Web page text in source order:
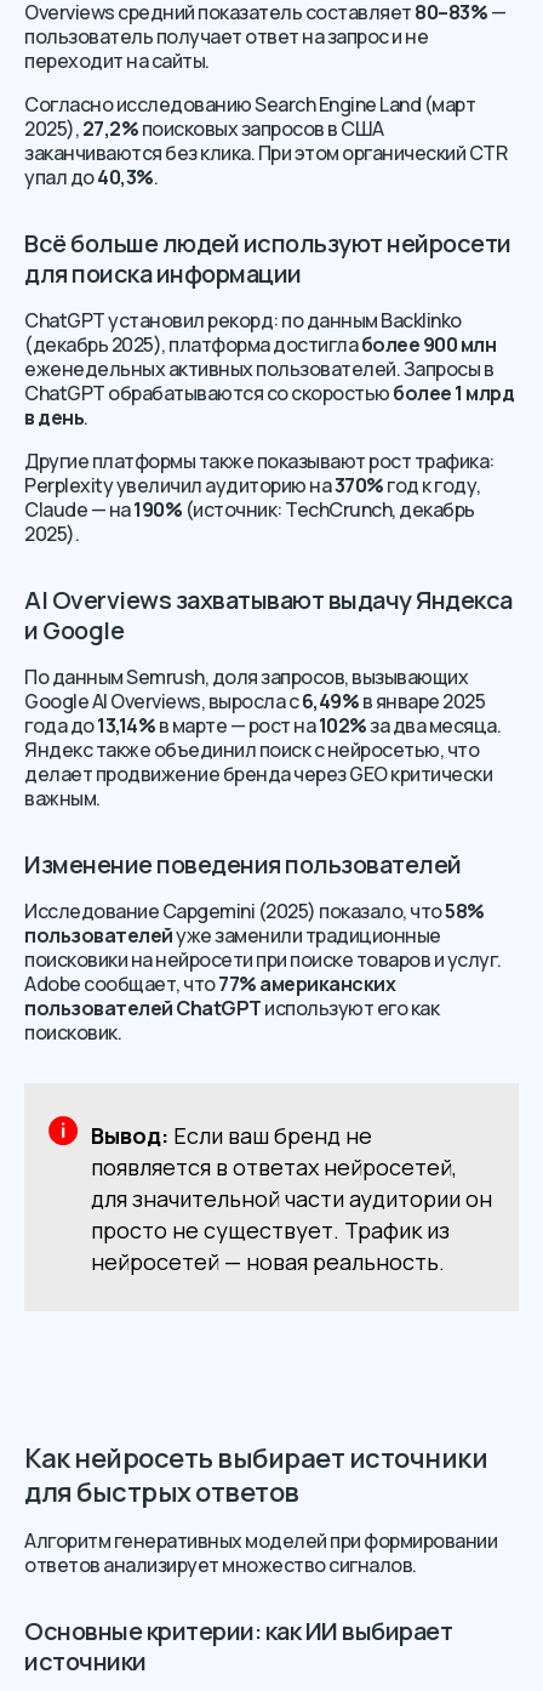
Overviews средний показатель составляет80–83%—
пользователь получает ответ на запрос и не
переходит на сайты.
Согласно исследованию Search Engine Land (март
2025),27,2%поисковых запросов в США
заканчиваются без клика. При этом органический CTR
упал до40,3%.
Всё больше людей используют нейросети
для поиска информации
ChatGPT установил рекорд: по данным Backlinko
(декабрь 2025), платформа достиглаболее 900 млн
еженедельных активных пользователей. Запросы в
ChatGPT обрабатываются со скоростьюболее 1 млрд
в день.
Другие платформы также показывают рост трафика:
Perplexity увеличил аудиторию на370%год к году,
Claude — на190% (источник: TechCrunch, декабрь
2025).
AI Overviews захватывают выдачу Яндекса
и Google
По данным Semrush, доля запросов, вызывающих
Google AI Overviews, выросла с6,49%в январе 2025
года до13,14%в марте — рост на102%за два месяца.
Яндекс также объединил поиск с нейросетью, что
делает продвижение бренда через GEO критически
важным.
Изменение поведения пользователей
Исследование Capgemini (2025) показало, что58%
пользователейуже заменили традиционные
поисковики на нейросети при поиске товаров и услуг.
Adobe сообщает, что77% американских
пользователей ChatGPTиспользуют его как
поисковик.
Вывод: Если ваш бренд не
появляется в ответах нейросетей,
для значительной части аудитории он
просто не существует. Трафик из
нейросетей — новая реальность.
Как нейросеть выбирает источники
для быстрых ответов
Алгоритм генеративных моделей при формировании
ответов анализирует множество сигналов.
Основные критерии: как ИИ выбирает
источники